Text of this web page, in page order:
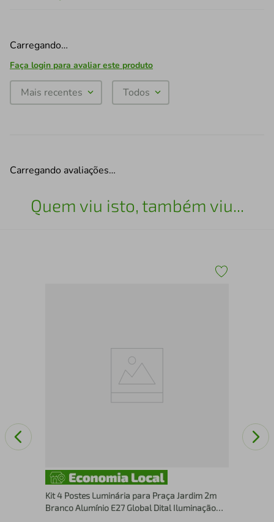
Carregando…
Faça login para avaliar este produto
Mais recentes Todos
Carregando avaliações…
Quem viu isto, também viu...
Kit 4 Postes Luminária para Praça Jardim 2m
Branco Alumínio E27 Global Dital Iluminação